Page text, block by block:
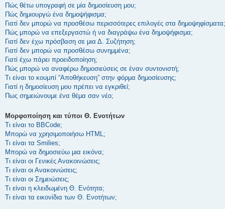
Πώς θέτω υπογραφή σε μία δημοσίευση μου;
Πώς δημιουργώ ένα δημοψήφισμα;
Γιατί δεν μπορώ να προσθέσω περισσότερες επιλογές στα δημοψηφίσματα;
Πώς μπορώ να επεξεργαστώ ή να διαγράψω ένα δημοψήφισμα;
Γιατί δεν έχω πρόσβαση σε μια Δ. Συζήτηση;
Γιατί δεν μπορώ να προσθέσω συνημμένα;
Γιατί έχω πάρει προειδοποίηση;
Πώς μπορώ να αναφέρω δημοσιεύσεις σε έναν συντονιστή;
Τι είναι το κουμπί “Αποθήκευση” στην φόρμα δημοσίευσης;
Γιατί η δημοσίευση μου πρέπει να εγκριθεί;
Πως σημειώνουμε ένα θέμα σαν νέο;
Μορφοποίηση και τύποι Θ. Ενοτήτων
Τι είναι το BBCode;
Μπορώ να χρησιμοποιήσω HTML;
Τι είναι τα Smilies;
Μπορώ να δημοσιεύω μια εικόνα;
Τι είναι οι Γενικές Ανακοινώσεις;
Τι είναι οι Ανακοινώσεις;
Τι είναι οι Σημειώσεις;
Τι είναι η κλειδωμένη Θ. Ενότητα;
Τι είναι τα εικονίδια των Θ. Ενοτήτων;